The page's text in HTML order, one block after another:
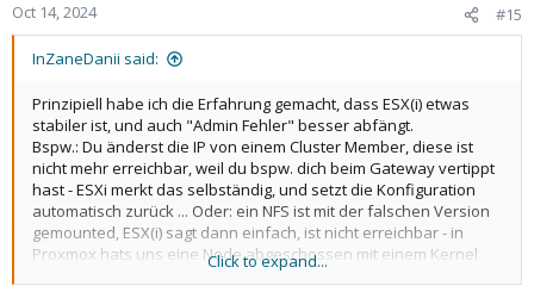
Oct 14, 2024 #15
InZaneDanii said:
Prinzipiell habe ich die Erfahrung gemacht, dass ESX(i) etwas
stabiler ist, und auch "Admin Fehler" besser abfängt.
Bspw.: Du änderst die IP von einem Cluster Member, diese ist
nicht mehr erreichbar, weil du bspw. dich beim Gateway vertippt
hast - ESXi merkt das selbständig, und setzt die Konfiguration
automatisch zurück ... Oder: ein NFS ist mit der falschen Version
gemounted, ESX(i) sagt dann einfach, ist nicht erreichbar - in
Proxmox hats uns eine Node abgeschossen mit einem Kernel
Click to expand...